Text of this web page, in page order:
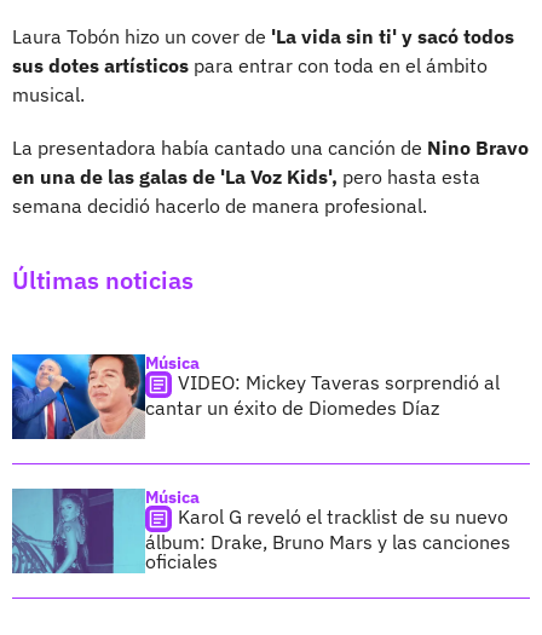
Laura Tobón hizo un cover de 'La vida sin ti' y sacó todos
sus dotes artísticos para entrar con toda en el ámbito
musical.
La presentadora había cantado una canción de Nino Bravo
en una de las galas de 'La Voz Kids', pero hasta esta
semana decidió hacerlo de manera profesional.
Últimas noticias
Música
VIDEO: Mickey Taveras sorprendió al
cantar un éxito de Diomedes Díaz
Música
Karol G reveló el tracklist de su nuevo
álbum: Drake, Bruno Mars y las canciones
oficiales